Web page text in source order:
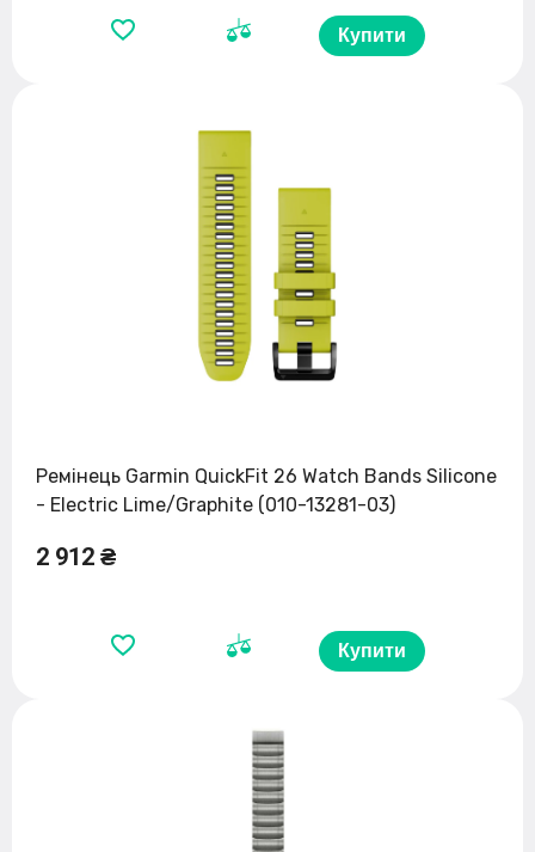
Купити
Ремінець Garmin QuickFit 26 Watch Bands Silicone
- Electric Lime/Graphite (010-13281-03)
2 912 ₴
Купити